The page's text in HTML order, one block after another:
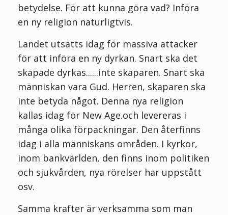
betydelse. För att kunna göra vad? Införa
en ny religion naturligtvis.
Landet utsätts idag för massiva attacker
för att införa en ny dyrkan. Snart ska det
skapade dyrkas......inte skaparen. Snart ska
människan vara Gud. Herren, skaparen ska
inte betyda något. Denna nya religion
kallas idag för New Age.och levereras i
många olika förpackningar. Den återfinns
idag i alla människans områden. I kyrkor,
inom bankvärlden, den finns inom politiken
och sjukvården, nya rörelser har uppstått
osv.
Samma krafter är verksamma som man